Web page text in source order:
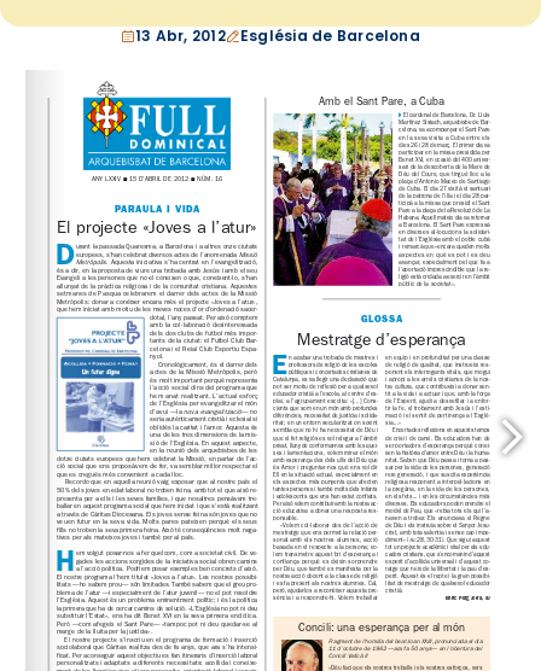
13 Abr, 2012 Església de Barcelona